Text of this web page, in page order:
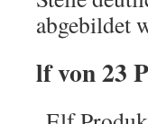
abgebildet
lf von 23